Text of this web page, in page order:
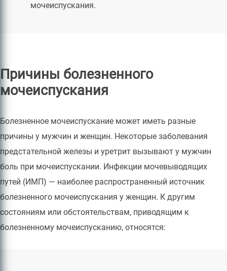
мочеиспускания.
Причины болезненного
мочеиспускания
Болезненное мочеиспускание может иметь разные
причины у мужчин и женщин. Некоторые заболевания
предстательной железы и уретрит вызывают у мужчин
боль при мочеиспускании. Инфекции мочевыводящих
путей (ИМП) — наиболее распространенный источник
болезненного мочеиспускания у женщин. К другим
состояниям или обстоятельствам, приводящим к
болезненному мочеиспусканию, относятся: